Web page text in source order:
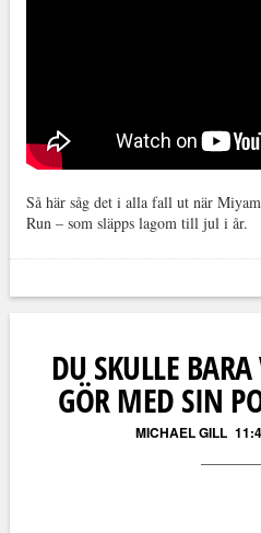
Så här såg det i alla fall ut när
Run – som släpps lagom till jul i år.
DU SKULLE
GÖR MED SIN
MICHAEL GILL